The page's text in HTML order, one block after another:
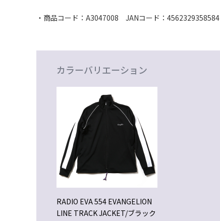
・商品コード：A3047008 JANコード：4562329358584
カラーバリエーション
RADIO EVA 554 EVANGELION
LINE TRACK JACKET/ブラック